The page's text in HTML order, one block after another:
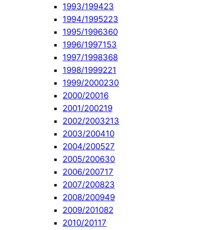
1993/199423
1994/1995223
1995/1996360
1996/1997153
1997/1998368
1998/1999221
1999/2000230
2000/20016
2001/200219
2002/2003213
2003/200410
2004/200527
2005/200630
2006/200717
2007/200823
2008/200949
2009/201082
2010/20117